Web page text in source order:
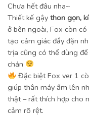
Chưa hết đâu nha~
Thiết kế gậy thon gọn,
ở bên ngoài, Fox còn
tạo cảm giác đầy đặn
trịa cũng có thể dùng
chán
Đặc biệt Fox ver 1
giúp thân máy ấm lên
thật – rất thích hợp cho
cảm rõ rệt.